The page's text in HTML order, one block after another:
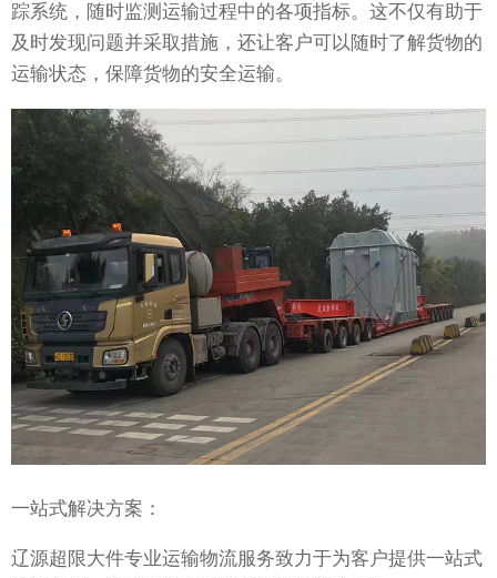
踪系统，随时监测运输过程中的各项指标。这不仅有助于
及时发现问题并采取措施，还让客户可以随时了解货物的
运输状态，保障货物的安全运输。
一站式解决方案：
辽源超限大件专业运输物流服务致力于为客户提供一站式